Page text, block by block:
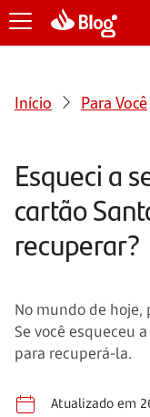
Início Para Você
Esqueci a
cartão
recuperar?
No mundo de hoje,
Se você esqueceu
para recuperá-la.
Atualizado em